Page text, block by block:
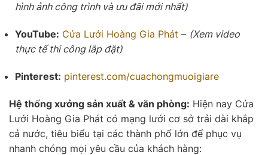
hình ảnh công trình và ưu đãi mới nhất)
YouTube: Cửa Lưới Hoàng Gia Phát – (Xem video
thực tế thi công lắp đặt)
Pinterest: pinterest.com/cuachongmuoigiare
Hệ thống xưởng sản xuất & văn phòng: Hiện nay Cửa
Lưới Hoàng Gia Phát có mạng lưới cơ sở trải dài khắp
cả nước, tiêu biểu tại các thành phố lớn để phục vụ
nhanh chóng mọi yêu cầu của khách hàng: